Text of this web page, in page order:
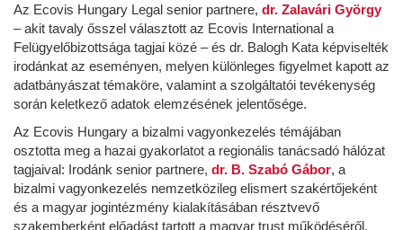
Az Ecovis Hungary Legal senior partnere, dr. Zalavári György
– akit tavaly ősszel választott az Ecovis International a
Felügyelőbizottsága tagjai közé – és dr. Balogh Kata képviselték
irodánkat az eseményen, melyen különleges figyelmet kapott az
adatbányászat témaköre, valamint a szolgáltatói tevékenység
során keletkező adatok elemzésének jelentősége.
Az Ecovis Hungary a bizalmi vagyonkezelés témájában
osztotta meg a hazai gyakorlatot a regionális tanácsadó hálózat
tagjaival: Irodánk senior partnere, dr. B. Szabó Gábor, a
bizalmi vagyonkezelés nemzetközileg elismert szakértőjeként
és a magyar jogintézmény kialakításában résztvevő
szakemberként előadást tartott a magyar trust működéséről,